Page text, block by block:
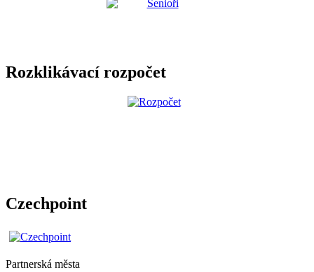
Rozklikávací rozpočet
Czechpoint
Partnerská města